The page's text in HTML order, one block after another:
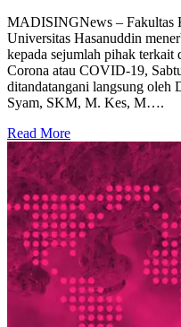
MADISINGNews – Fakultas
Universitas Hasanuddin
kepada sejumlah pihak terkait
Corona atau COVID-19,
ditandatangani langsung
Syam, SKM, M. Kes, M….
Read More